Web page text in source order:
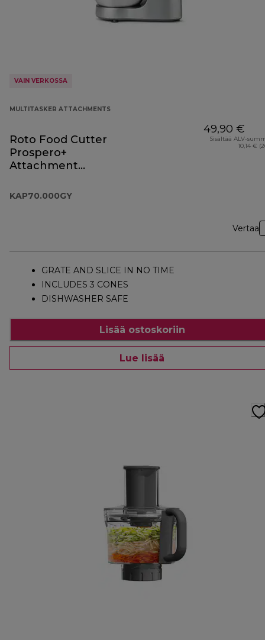
VAIN VERKOSSA
MULTITASKER ATTACHMENTS
Roto Food Cutter
Prospero+
Attachment
KAP70.000GY
49,90 €
Sisältää ALV-
10,14 €
Vertaa
GRATE AND SLICE IN NO TIME
INCLUDES 3 CONES
DISHWASHER SAFE
Lisää ostoskoriin
Lue lisää